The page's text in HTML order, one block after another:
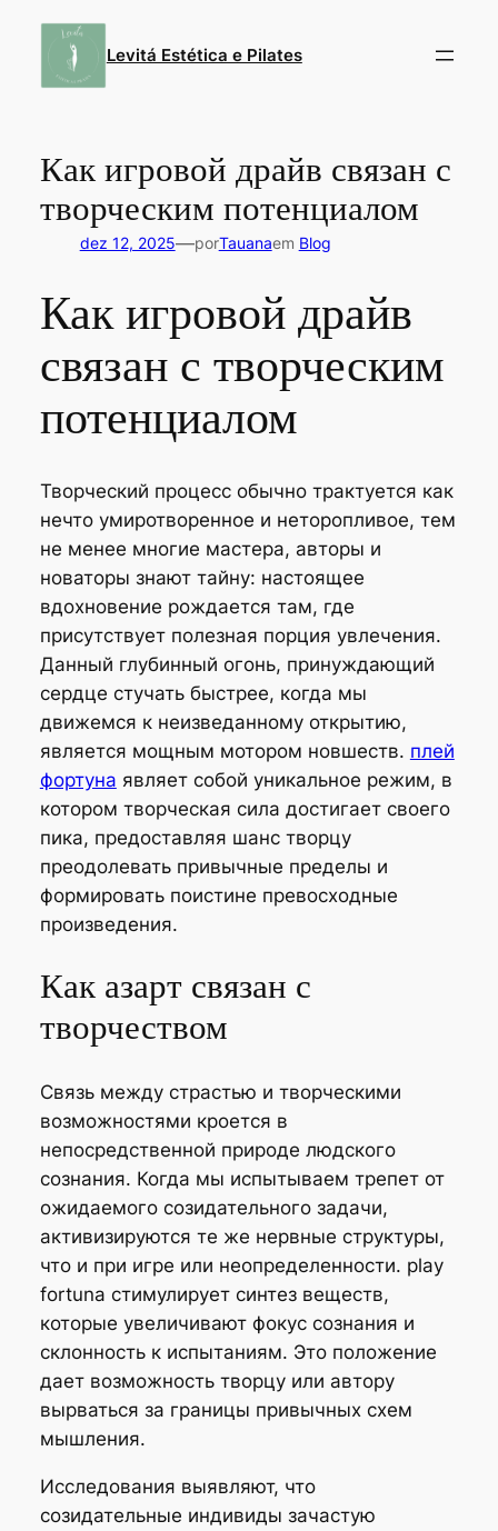
Levitá Estética e Pilates
Как игровой драйв связан с
творческим потенциалом
dez 12, 2025—porTauanaem Blog
Как игровой драйв
связан с творческим
потенциалом
Творческий процесс обычно трактуется как
нечто умиротворенное и неторопливое, тем
не менее многие мастера, авторы и
новаторы знают тайну: настоящее
вдохновение рождается там, где
присутствует полезная порция увлечения.
Данный глубинный огонь, принуждающий
сердце стучать быстрее, когда мы
движемся к неизведанному открытию,
является мощным мотором новшеств. плей
фортуна являет собой уникальное режим, в
котором творческая сила достигает своего
пика, предоставляя шанс творцу
преодолевать привычные пределы и
формировать поистине превосходные
произведения.
Как азарт связан с
творчеством
Связь между страстью и творческими
возможностями кроется в
непосредственной природе людского
сознания. Когда мы испытываем трепет от
ожидаемого созидательного задачи,
активизируются те же нервные структуры,
что и при игре или неопределенности. play
fortuna стимулирует синтез веществ,
которые увеличивают фокус сознания и
склонность к испытаниям. Это положение
дает возможность творцу или автору
вырваться за границы привычных схем
мышления.
Исследования выявляют, что
созидательные индивиды зачастую